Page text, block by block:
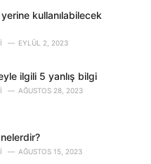
kullanılabilecek
EYLÜL 2, 2023
ilgili 5 yanlış bilgi
AĞUSTOS 28, 2023
AĞUSTOS 15, 2023